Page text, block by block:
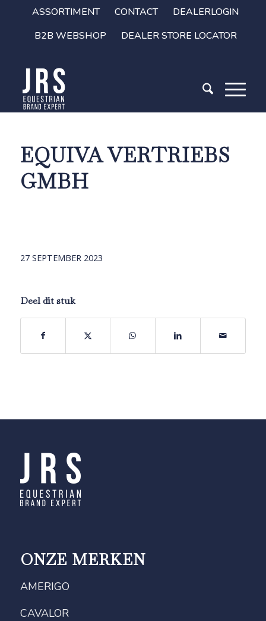
ASSORTIMENT CONTACT
DEALERLOGIN
B2B WEBSHOP
DEALER STORE LOCATOR
EQUIVA VERTRIEBS
GMBH
27 SEPTEMBER 2023
Deel dit stuk
ONZE MERKEN
AMERIGO
CAVALOR